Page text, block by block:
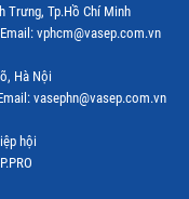
Trưng, Tp.Hồ Chí Minh
vphcm@vasep.com.vn
Hà Nội
vasephn@vasep.com.vn
hội